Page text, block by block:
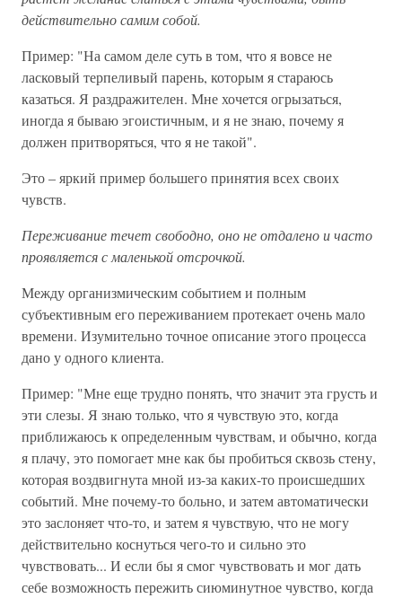
действительно самим собой.
Пример: "На самом деле суть в том, что я вовсе не
ласковый терпеливый парень, которым я стараюсь
казаться. Я раздражителен. Мне хочется огрызаться,
иногда я бываю эгоистичным, и я не знаю, почему я
должен притворяться, что я не такой".
Это – яркий пример большего принятия всех своих
чувств.
Переживание течет свободно, оно не отдалено и часто
проявляется с маленькой отсрочкой.
Между организмическим событием и полным
субъективным его переживанием протекает очень мало
времени. Изумительно точное описание этого процесса
дано у одного клиента.
Пример: "Мне еще трудно понять, что значит эта грусть и
эти слезы. Я знаю только, что я чувствую это, когда
приближаюсь к определенным чувствам, и обычно, когда
я плачу, это помогает мне как бы пробиться сквозь стену,
которая воздвигнута мной из-за каких-то происшедших
событий. Мне почему-то больно, и затем автоматически
это заслоняет что-то, и затем я чувствую, что не могу
действительно коснуться чего-то и сильно это
чувствовать... И если бы я смог чувствовать и мог дать
себе возможность пережить сиюминутное чувство, когда